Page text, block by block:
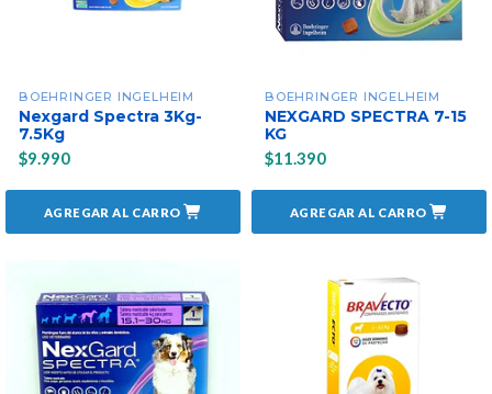
BOEHRINGER INGELHEIM
Nexgard Spectra 3Kg-
7.5Kg
$9.990
AGREGAR AL CARRO
BOEHRINGER INGELHEIM
NEXGARD SPECTRA 7-15
KG
$11.390
AGREGAR AL CARRO